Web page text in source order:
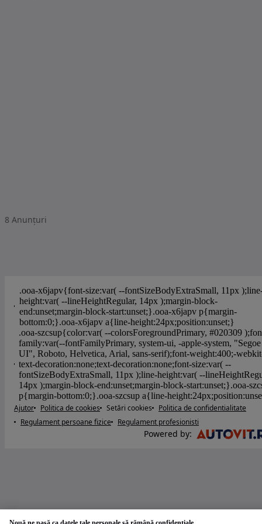
8 Anunțuri
Ajutor Politica de cookies Setări cookies
Politica de confidentialitate
Regulament persoane fizice
Regulament profesionisti
Powered by: